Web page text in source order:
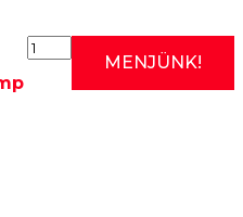
2026.08.22:
RÓMAI
EDZÉS
MENJÜNK!